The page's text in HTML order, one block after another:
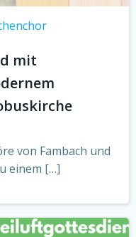
mit
von Fambach und
einem […]